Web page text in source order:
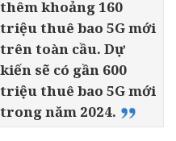
thêm khoảng 160
triệu thuê bao 5G mới
trên toàn cầu. Dự
kiến sẽ có gần 600
triệu thuê bao 5G mới
trong năm 2024.